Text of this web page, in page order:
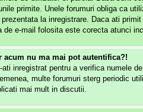
primite. Unele forumuri obliga ca
la inregistrare. Daca ati
e-mail folosita este corecta atunci
nu ma mai pot autentifica?!
inregistrat pentru a verifica numele
multe forumuri sterg periodic
mai mult in discutii.